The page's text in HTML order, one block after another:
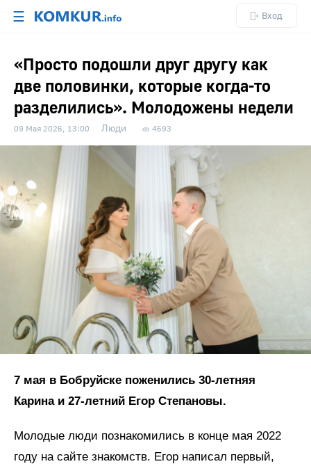
☰ Вход
«Просто подошли друг другу как
две половинки, которые когда-то
разделились». Молодожены недели
09 Мая 2026, 13:00 Люди 4693
7 мая в Бобруйске поженились 30-летняя
Карина и 27-летний Егор Степановы.
Молодые люди познакомились в конце мая 2022
году на сайте знакомств. Егор написал первый,